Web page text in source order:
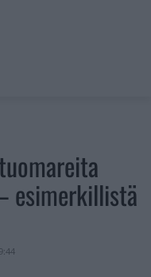
esimerkillistä